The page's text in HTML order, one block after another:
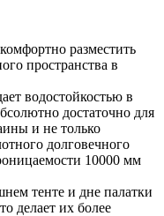
разместить
пространства в
водостойкостью в
достаточно для
и не только
долговечного
10000 мм
тенте и дне палатки
делает их более